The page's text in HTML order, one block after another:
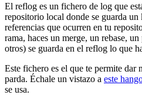
El reflog es un fichero de log que
repositorio local donde se guarda
referencias que ocurren en tu
rama, haces un merge, un rebase,
otros) se guarda en el reflog lo que
Este fichero es el que te permite dar
parda. Échale un vistazo a este
se usa.